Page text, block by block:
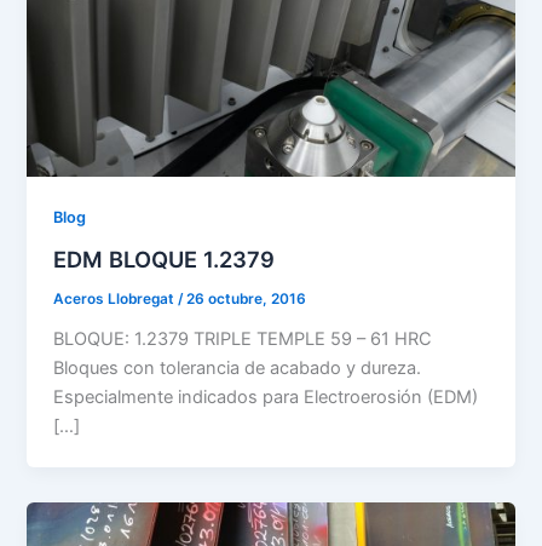
Blog
EDM BLOQUE 1.2379
Aceros Llobregat/26 octubre, 2016
BLOQUE: 1.2379 TRIPLE TEMPLE 59 – 61 HRC
Bloques con tolerancia de acabado y dureza.
Especialmente indicados para Electroerosión (EDM)
[…]